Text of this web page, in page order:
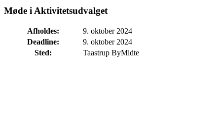
Møde i Aktivitetsudvalget
Afholdes:
9. oktober 2024
Deadline:
9. oktober 2024
Sted:
Taastrup ByMidte